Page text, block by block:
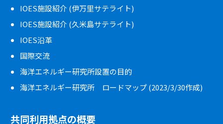
IOES施設紹介 (伊万里サテライト)
IOES施設紹介 (久米島サテライト)
IOES沿革
国際交流
海洋エネルギー研究所設置の目的
海洋エネルギー研究所 ロードマップ (2023/3/30作成)
共同利用拠点の概要